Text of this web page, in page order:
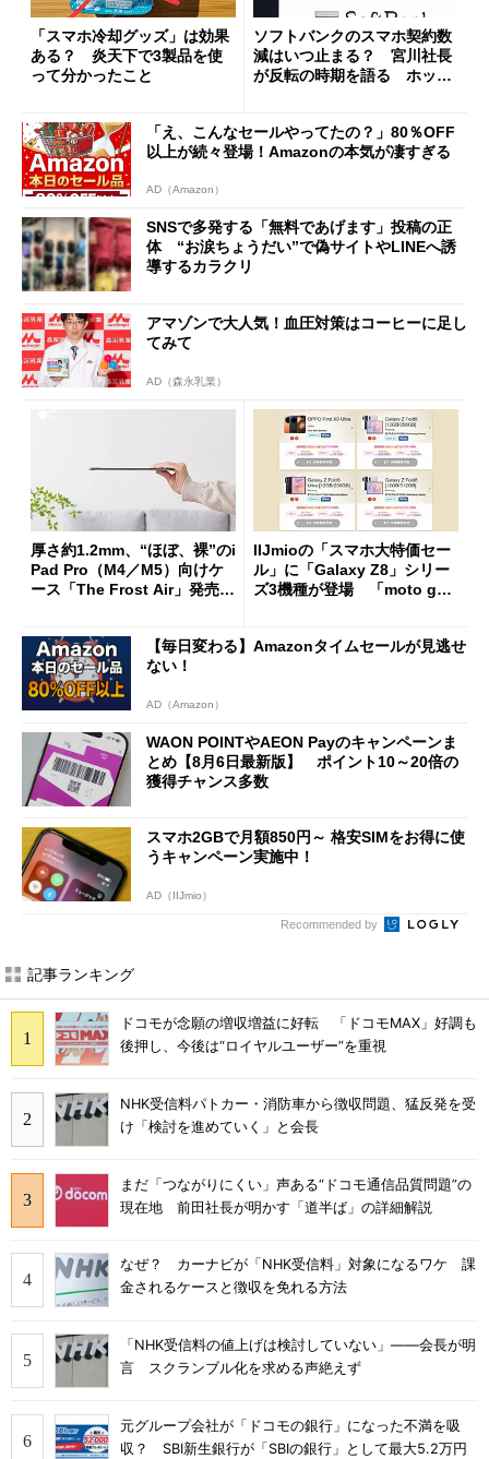
「スマホ冷却グッズ」は効果
ある？ 炎天下で3製品を使
って分かったこと
ソフトバンクのスマホ契約数
減はいつ止まる？ 宮川社長
が反転の時期を語る ホッピ
「え、こんなセールやってたの？」80％OFF
以上が続々登場！Amazonの本気が凄すぎる
AD（Amazon）
SNSで多発する「無料であげます」投稿の正
体 “お涙ちょうだい”で偽サイトやLINEへ誘
導するカラクリ
アマゾンで大人気！血圧対策はコーヒーに足し
てみて
AD（森永乳業）
厚さ約1.2mm、“ほぼ、裸”のi
Pad Pro（M4／M5）向けケ
ース「The Frost Air」発売
IIJmioの「スマホ大特価セー
ル」に「Galaxy Z8」シリー
ズ3機種が登場 「moto g37
【毎日変わる】Amazonタイムセールが見逃せ
ない！
AD（Amazon）
WAON POINTやAEON Payのキャンペーンま
とめ【8月6日最新版】 ポイント10～20倍の
獲得チャンス多数
スマホ2GBで月額850円～ 格安SIMをお得に使
うキャンペーン実施中！
AD（IIJmio）
Recommended by
記事ランキング
ドコモが念願の増収増益に好転 「ドコモMAX」好調も
後押し、今後は“ロイヤルユーザー”を重視
NHK受信料パトカー・消防車から徴収問題、猛反発を受
け「検討を進めていく」と会長
まだ「つながりにくい」声ある“ドコモ通信品質問題”の
現在地 前田社長が明かす「道半ば」の詳細解説
なぜ？ カーナビが「NHK受信料」対象になるワケ 課
金されるケースと徴収を免れる方法
「NHK受信料の値上げは検討していない」――会長が明
言 スクランブル化を求める声絶えず
元グループ会社が「ドコモの銀行」になった不満を吸
収？ SBI新生銀行が「SBIの銀行」として最大5.2万円